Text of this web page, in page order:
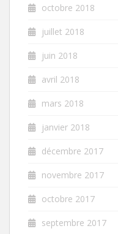
octobre 2018
juillet 2018
juin 2018
avril 2018
mars 2018
janvier 2018
décembre 2017
novembre 2017
octobre 2017
septembre 2017